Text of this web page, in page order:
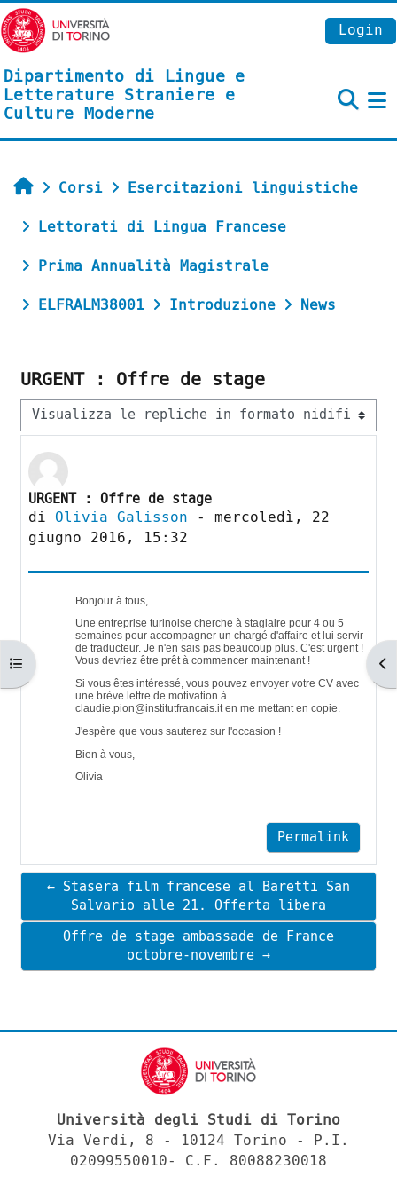
Vai al contenuto principale
Login
Dipartimento di Lingue e
Letterature Straniere e
Culture Moderne
Apri indice del corso
Home
Corsi
Esercitazioni linguistiche
Lettorati di Lingua Francese
Prima Annualità Magistrale
ELFRALM38001
Introduzione News
URGENT : Offre de stage
Modalità visualizzazione
URGENT : Offre de stage
di Olivia Galisson - mercoledì, 22
giugno 2016, 15:32
Numero di risposte: 0
Bonjour à tous,
Une entreprise turinoise cherche à stagiaire pour 4 ou 5
semaines pour accompagner un chargé d'affaire et lui servir
de traducteur. Je n'en sais pas beaucoup plus. C'est urgent !
Vous devriez être prêt à commencer maintenant !
Si vous êtes intéressé, vous pouvez envoyer votre CV avec
une brève lettre de motivation à
claudie.pion@institutfrancais.it en me mettant en copie.
J'espère que vous sauterez sur l'occasion !
Bien à vous,
Olivia
Permalink
← Stasera film francese al Baretti San
Salvario alle 21. Offerta libera
Offre de stage ambassade de France
octobre-novembre →
Università degli Studi di Torino
Via Verdi, 8 - 10124 Torino - P.I.
02099550010- C.F. 80088230018